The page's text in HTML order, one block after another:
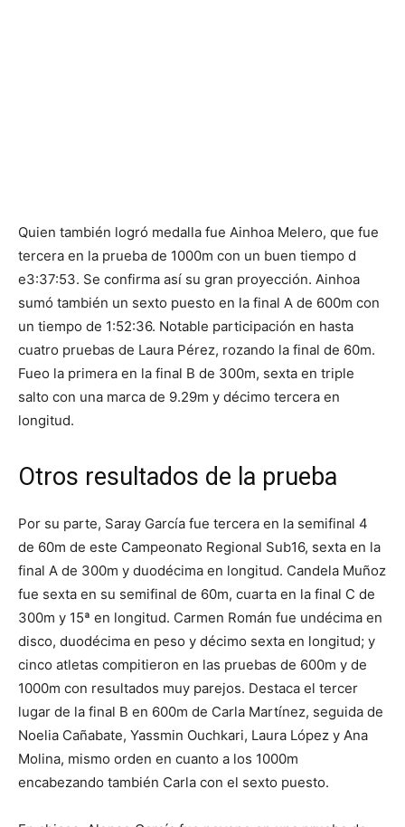
Quien también logró medalla fue Ainhoa Melero, que fue
tercera en la prueba de 1000m con un buen tiempo d
e3:37:53. Se confirma así su gran proyección. Ainhoa
sumó también un sexto puesto en la final A de 600m con
un tiempo de 1:52:36. Notable participación en hasta
cuatro pruebas de Laura Pérez, rozando la final de 60m.
Fueo la primera en la final B de 300m, sexta en triple
salto con una marca de 9.29m y décimo tercera en
longitud.
Otros resultados de la prueba
Por su parte, Saray García fue tercera en la semifinal 4
de 60m de este Campeonato Regional Sub16, sexta en la
final A de 300m y duodécima en longitud. Candela Muñoz
fue sexta en su semifinal de 60m, cuarta en la final C de
300m y 15ª en longitud. Carmen Román fue undécima en
disco, duodécima en peso y décimo sexta en longitud; y
cinco atletas compitieron en las pruebas de 600m y de
1000m con resultados muy parejos. Destaca el tercer
lugar de la final B en 600m de Carla Martínez, seguida de
Noelia Cañabate, Yassmin Ouchkari, Laura López y Ana
Molina, mismo orden en cuanto a los 1000m
encabezando también Carla con el sexto puesto.